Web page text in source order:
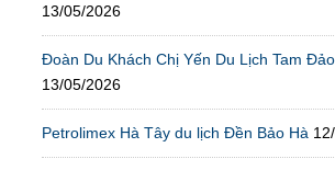
13/05/2026
Đoàn Du Khách Chị Yến Du Lịch Tam
13/05/2026
Petrolimex Hà Tây du lịch Đền Bảo Hà